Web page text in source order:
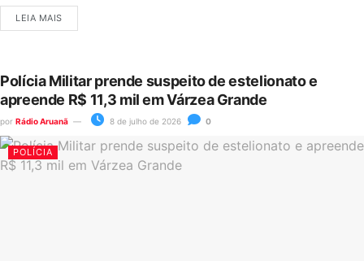
LEIA MAIS
Polícia Militar prende suspeito de estelionato e
apreende R$ 11,3 mil em Várzea Grande
por Rádio Aruanã 8 de julho de 2026 0
POLÍCIA